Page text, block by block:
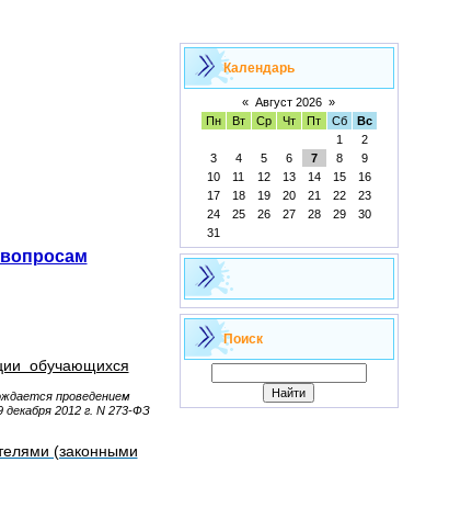
обучающихся
проведением
2012 г. N 273-ФЗ
(законными
Календарь
« Август 2026 »
Пн
Вт Ср Чт Пт Сб
Вс
1
2
3
4 5 6 7 8
9
10
11 12 13 14 15
16
17
18 19 20 21 22
23
24
25 26 27 28 29
30
31
Поиск